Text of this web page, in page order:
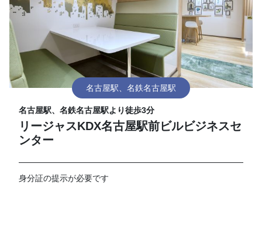
名古屋駅、名鉄名古屋駅
名古屋駅、名鉄名古屋駅より徒歩3分
リージャスKDX名古屋駅前ビルビジネスセ
ンター
身分証の提示が必要です